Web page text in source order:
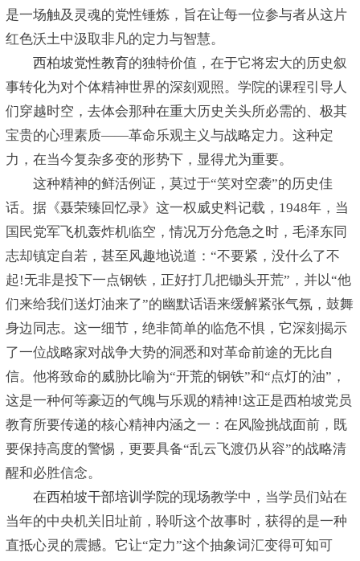
是一场触及灵魂的党性锤炼，旨在让每一位参与者从这片
红色沃土中汲取非凡的定力与智慧。
西柏坡党性教育的独特价值，在于它将宏大的历史叙
事转化为对个体精神世界的深刻观照。学院的课程引导人
们穿越时空，去体会那种在重大历史关头所必需的、极其
宝贵的心理素质——革命乐观主义与战略定力。这种定
力，在当今复杂多变的形势下，显得尤为重要。
这种精神的鲜活例证，莫过于“笑对空袭”的历史佳
话。据《聂荣臻回忆录》这一权威史料记载，1948年，当
国民党军飞机轰炸机临空，情况万分危急之时，毛泽东同
志却镇定自若，甚至风趣地说道：“不要紧，没什么了不
起!无非是投下一点钢铁，正好打几把锄头开荒”，并以“他
们来给我们送灯油来了”的幽默话语来缓解紧张气氛，鼓舞
身边同志。这一细节，绝非简单的临危不惧，它深刻揭示
了一位战略家对战争大势的洞悉和对革命前途的无比自
信。他将致命的威胁比喻为“开荒的钢铁”和“点灯的油”，
这是一种何等豪迈的气魄与乐观的精神!这正是西柏坡党员
教育所要传递的核心精神内涵之一：在风险挑战面前，既
要保持高度的警惕，更要具备“乱云飞渡仍从容”的战略清
醒和必胜信念。
在西柏坡干部培训学院的现场教学中，当学员们站在
当年的中央机关旧址前，聆听这个故事时，获得的是一种
直抵心灵的震撼。它让“定力”这个抽象词汇变得可知可